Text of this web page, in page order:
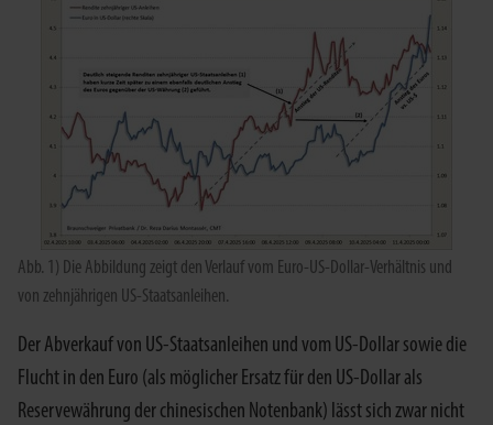
Abb. 1) Die Abbildung zeigt den Verlauf vom Euro-US-Dollar-Verhältnis und
von zehnjährigen US-Staatsanleihen.
Der Abverkauf von US-Staatsanleihen und vom US-Dollar sowie die
Flucht in den Euro (als möglicher Ersatz für den US-Dollar als
Reservewährung der chinesischen Notenbank) lässt sich zwar nicht